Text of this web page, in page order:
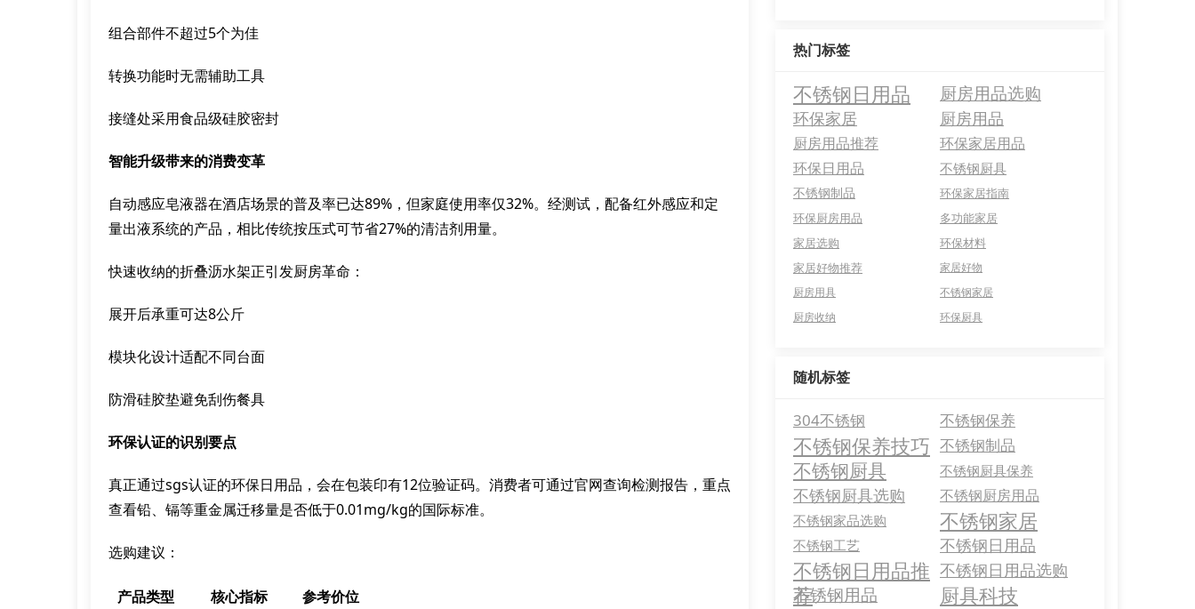
组合部件不超过5个为佳
转换功能时无需辅助工具
接缝处采用食品级硅胶密封
智能升级带来的消费变革
自动感应皂液器在酒店场景的普及率已达89%，但家庭使用率仅32%。经测试，配备红外感应和定
量出液系统的产品，相比传统按压式可节省27%的清洁剂用量。
快速收纳的折叠沥水架正引发厨房革命：
展开后承重可达8公斤
模块化设计适配不同台面
防滑硅胶垫避免刮伤餐具
环保认证的识别要点
真正通过sgs认证的环保日用品，会在包装印有12位验证码。消费者可通过官网查询检测报告，重点
查看铅、镉等重金属迁移量是否低于0.01mg/kg的国际标准。
选购建议：
产品类型 核心指标
参考价位
热门标签
不锈钢日用品 厨房用品选购
环保家居 厨房用品
厨房用品推荐
环保家居用品
环保日用品
不锈钢厨具
不锈钢制品
环保家居指南
环保厨房用品
多功能家居
家居选购
环保材料
家居好物推荐
家居好物
厨房用具
不锈钢家居
厨房收纳
环保厨具
随机标签
304不锈钢 不锈钢保养
不锈钢保养技巧 不锈钢制品
不锈钢厨具 不锈钢厨具保养
不锈钢厨具选购 不锈钢厨房用品
不锈钢家品选购 不锈钢家居
不锈钢工艺 不锈钢日用品
不锈钢日用品推
荐
不锈钢日用品选购
不锈钢用品 厨具科技